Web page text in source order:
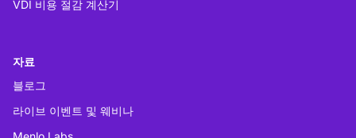
VDI 비용 절감 계산기
자료
블로그
라이브 이벤트 및 웨비나